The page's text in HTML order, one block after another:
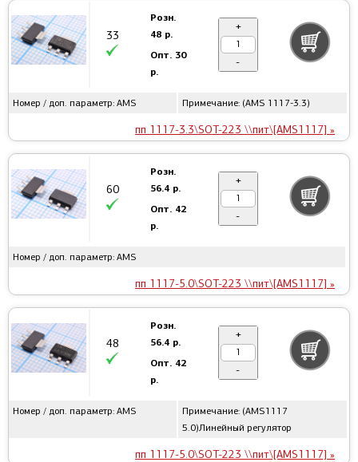
Номер / доп. параметр: AMS Примечание: (AMS 1117-3.3)
пп 1117-3.3\SOT-223 \\пит\[AMS1117] »
33
Розн.
48 р.
Опт.30
р.
+
-
Номер / доп. параметр: AMS
пп 1117-5.0\SOT-223 \\пит\[AMS1117] »
60
Розн.
56.4 р.
Опт. 42
р.
+
-
Номер / доп. параметр: AMS
Примечание: (AMS1117
5.0)Линейный регулятор
пп 1117-5.0\SOT-223 \\пит\[AMS1117] »
48
Розн.
56.4 р.
Опт. 42
р.
+
-